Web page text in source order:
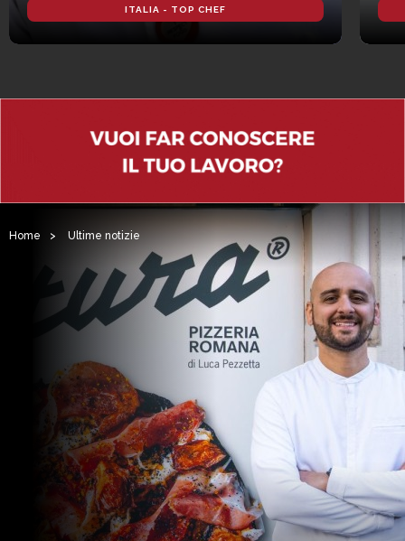
ITALIA - TOP CHEF
Home > Ultime notizie